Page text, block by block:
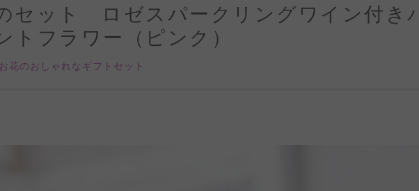
セット ロゼスパークリングワイン付き
トフラワー（ピンク）
花のおしゃれなギフトセット